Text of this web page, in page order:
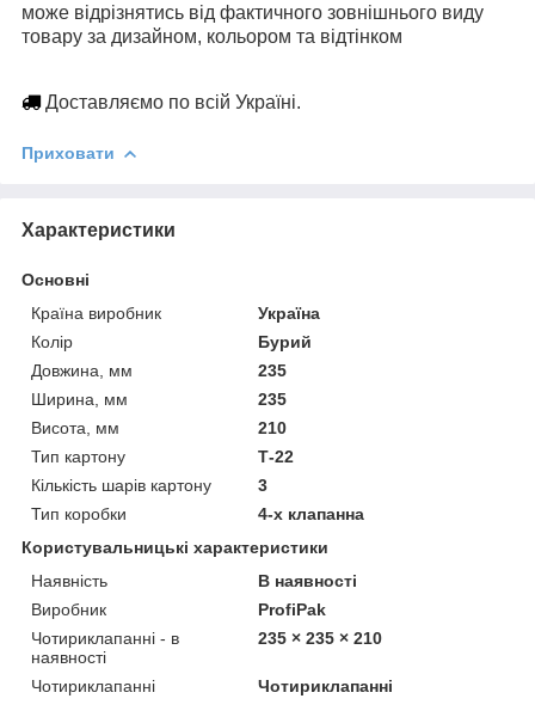
може відрізнятись від фактичного зовнішнього виду
товару за дизайном, кольором та відтінком
Доставляємо по всій Україні.
Приховати
Характеристики
Основні
Країна виробник
Україна
Колір
Бурий
Довжина, мм
235
Ширина, мм
235
Висота, мм
210
Тип картону
Т-22
Кількість шарів картону
3
Тип коробки
4-х клапанна
Користувальницькі характеристики
Наявність
В наявності
Виробник
ProfiPak
Чотириклапанні - в
наявності
235 × 235 × 210
Чотириклапанні Чотириклапанні